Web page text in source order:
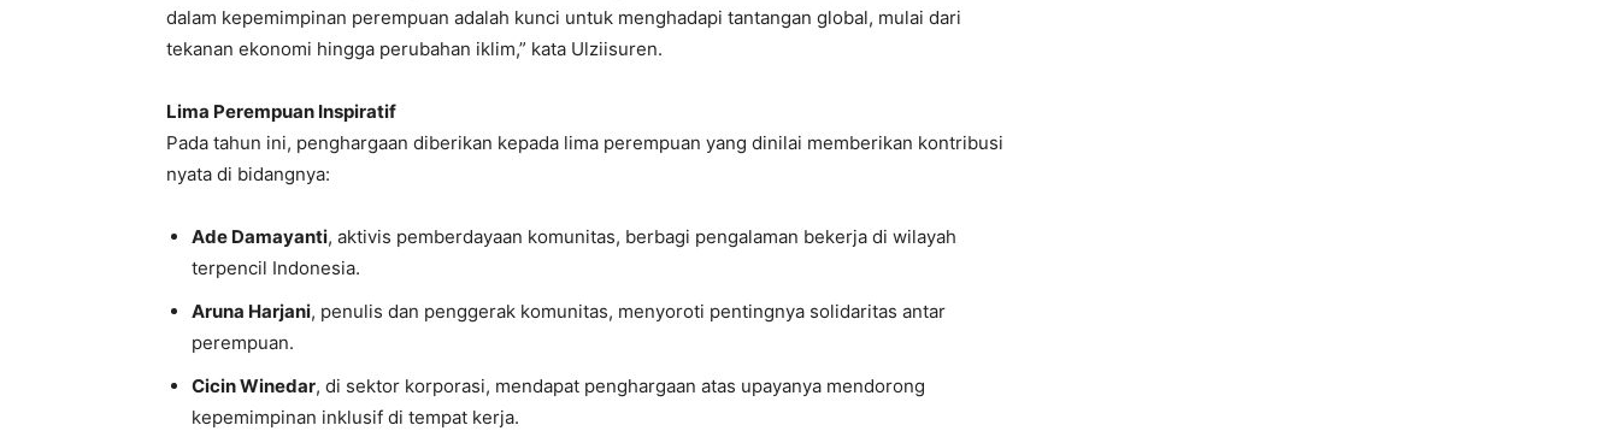
dalam kepemimpinan perempuan adalah kunci untuk menghadapi tantangan global, mulai dari
tekanan ekonomi hingga perubahan iklim,” kata Ulziisuren.
Lima Perempuan Inspiratif
Pada tahun ini, penghargaan diberikan kepada lima perempuan yang dinilai memberikan kontribusi
nyata di bidangnya:
Ade Damayanti, aktivis pemberdayaan komunitas, berbagi pengalaman bekerja di wilayah
terpencil Indonesia.
Aruna Harjani, penulis dan penggerak komunitas, menyoroti pentingnya solidaritas antar
perempuan.
Cicin Winedar, di sektor korporasi, mendapat penghargaan atas upayanya mendorong
kepemimpinan inklusif di tempat kerja.